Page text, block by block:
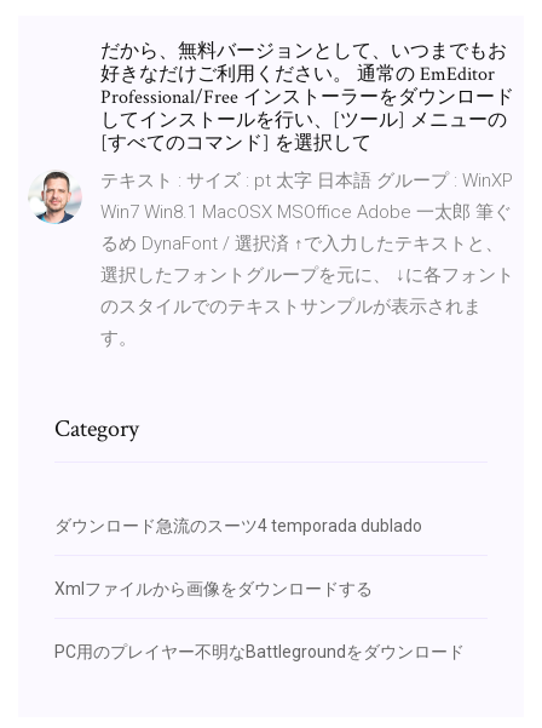
だから、無料バージョンとして、いつまでもお
好きなだけご利用ください。 通常の EmEditor
Professional/Free インストーラーをダウンロード
してインストールを行い、[ツール] メニューの
[すべてのコマンド] を選択して
テキスト : サイズ : pt 太字 日本語 グループ : WinXP
Win7 Win8.1 MacOSX MSOffice Adobe 一太郎 筆ぐ
るめ DynaFont / 選択済 ↑で入力したテキストと、
選択したフォントグループを元に、 ↓に各フォント
のスタイルでのテキストサンプルが表示されま
す。
Category
ダウンロード急流のスーツ4 temporada dublado
Xmlファイルから画像をダウンロードする
PC用のプレイヤー不明なBattlegroundをダウンロード